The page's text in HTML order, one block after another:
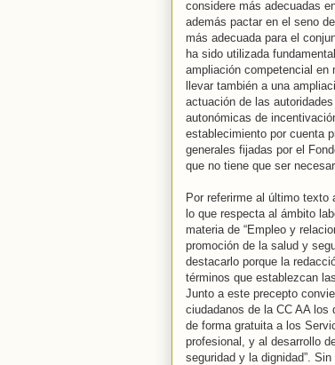
considere más adecuadas
además pactar en el seno
más adecuada para el
ha sido utilizada
ampliación competencial en
llevar también a una
actuación de las
autonómicas de
establecimiento por cuenta
generales fijadas por el
que no tiene que ser
Por referirme al último texto
lo que respecta al ámbito
materia de “Empleo y
promoción de la salud y
destacarlo porque la
términos que establezcan
Junto a este precepto
ciudadanos de la CC AA
de forma gratuita a los
profesional, y al desarrollo
seguridad y la dignidad”.